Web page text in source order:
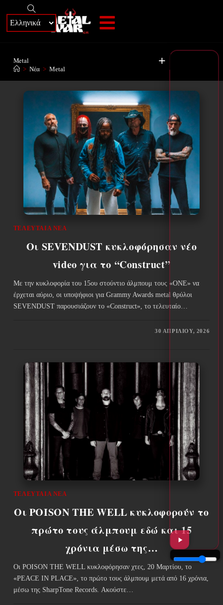
+
Metal
> Νέα > Metal
ΤΕΛΕΥΤΑΊΑ ΝΈΑ
Οι SEVENDUST κυκλοφόρησαν νέο
video για το “Construct”
Με την κυκλοφορία του 15ου στούντιο άλμπουμ τους «ONE» να
έρχεται αύριο, οι υποψήφιοι για Grammy Awards metal θρύλοι
SEVENDUST παρουσιάζουν το «Construct», το τελευταίο…
30 ΑΠΡΙΛΊΟΥ, 2026
ΤΕΛΕΥΤΑΊΑ ΝΈΑ
Οι POISON THE WELL κυκλοφορούν το
πρώτο τους άλμπουμ εδώ και 15
χρόνια μέσω της…
Οι POISON THE WELL κυκλοφόρησαν χτες, 20 Μαρτίου, το
«PEACE IN PLACE», το πρώτο τους άλμπουμ μετά από 16 χρόνια,
μέσω της SharpTone Records. Ακούστε…